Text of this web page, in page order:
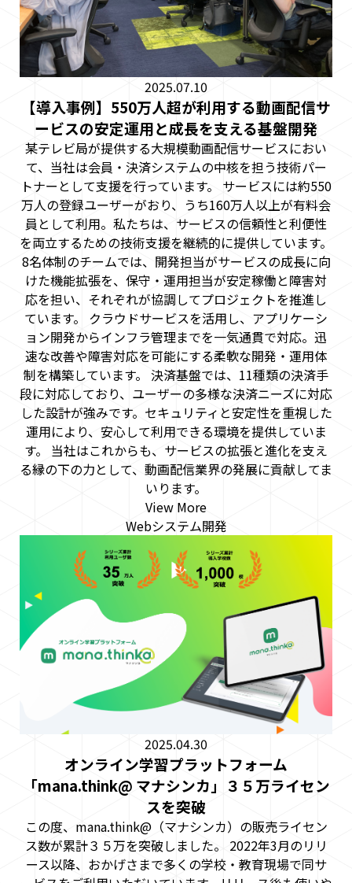
2025.07.10
【導入事例】550万人超が利用する動画配信サ
ービスの安定運用と成長を支える基盤開発
某テレビ局が提供する大規模動画配信サービスにおい
て、当社は会員・決済システムの中核を担う技術パー
トナーとして支援を行っています。 サービスには約550
万人の登録ユーザーがおり、うち160万人以上が有料会
員として利用。私たちは、サービスの信頼性と利便性
を両立するための技術支援を継続的に提供しています。
8名体制のチームでは、開発担当がサービスの成長に向
けた機能拡張を、保守・運用担当が安定稼働と障害対
応を担い、それぞれが協調してプロジェクトを推進し
ています。 クラウドサービスを活用し、アプリケーシ
ョン開発からインフラ管理までを一気通貫で対応。迅
速な改善や障害対応を可能にする柔軟な開発・運用体
制を構築しています。 決済基盤では、11種類の決済手
段に対応しており、ユーザーの多様な決済ニーズに対応
した設計が強みです。セキュリティと安定性を重視した
運用により、安心して利用できる環境を提供していま
す。 当社はこれからも、サービスの拡張と進化を支え
る縁の下の力として、動画配信業界の発展に貢献してま
いります。
View More
Webシステム開発
2025.04.30
オンライン学習プラットフォーム
「mana.think@ マナシンカ」３５万ライセン
スを突破
この度、mana.think@（マナシンカ）の販売ライセン
ス数が累計３５万を突破しました。 2022年3月のリリ
ース以降、おかげさまで多くの学校・教育現場で同サ